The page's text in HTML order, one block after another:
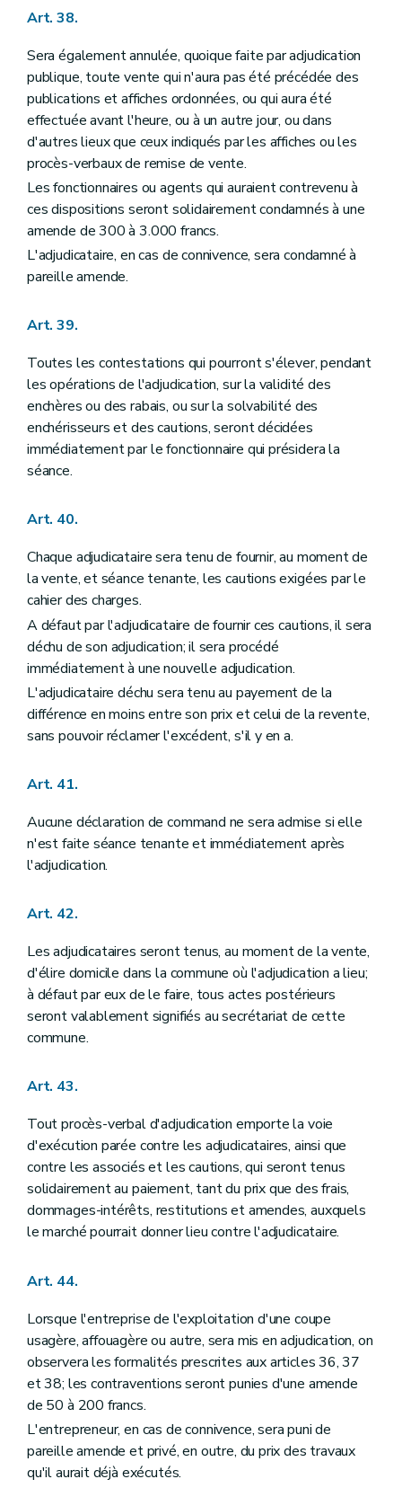
Art. 38.
Sera également annulée, quoique faite par adjudication
publique, toute vente qui n'aura pas été précédée des
publications et affiches ordonnées, ou qui aura été
effectuée avant l'heure, ou à un autre jour, ou dans
d'autres lieux que ceux indiqués par les affiches ou les
procès-verbaux de remise de vente.
Les fonctionnaires ou agents qui auraient contrevenu à
ces dispositions seront solidairement condamnés à une
amende de 300 à 3.000 francs.
L'adjudicataire, en cas de connivence, sera condamné à
pareille amende.
Art. 39.
Toutes les contestations qui pourront s'élever, pendant
les opérations de l'adjudication, sur la validité des
enchères ou des rabais, ou sur la solvabilité des
enchérisseurs et des cautions, seront décidées
immédiatement par le fonctionnaire qui présidera la
séance.
Art. 40.
Chaque adjudicataire sera tenu de fournir, au moment de
la vente, et séance tenante, les cautions exigées par le
cahier des charges.
A défaut par l'adjudicataire de fournir ces cautions, il sera
déchu de son adjudication; il sera procédé
immédiatement à une nouvelle adjudication.
L'adjudicataire déchu sera tenu au payement de la
différence en moins entre son prix et celui de la revente,
sans pouvoir réclamer l'excédent, s'il y en a.
Art. 41.
Aucune déclaration de command ne sera admise si elle
n'est faite séance tenante et immédiatement après
l'adjudication.
Art. 42.
Les adjudicataires seront tenus, au moment de la vente,
d'élire domicile dans la commune où l'adjudication a lieu;
à défaut par eux de le faire, tous actes postérieurs
seront valablement signifiés au secrétariat de cette
commune.
Art. 43.
Tout procès-verbal d'adjudication emporte la voie
d'exécution parée contre les adjudicataires, ainsi que
contre les associés et les cautions, qui seront tenus
solidairement au paiement, tant du prix que des frais,
dommages-intérêts, restitutions et amendes, auxquels
le marché pourrait donner lieu contre l'adjudicataire.
Art. 44.
Lorsque l'entreprise de l'exploitation d'une coupe
usagère, affouagère ou autre, sera mis en adjudication, on
observera les formalités prescrites aux articles 36, 37
et 38; les contraventions seront punies d'une amende
de 50 à 200 francs.
L'entrepreneur, en cas de connivence, sera puni de
pareille amende et privé, en outre, du prix des travaux
qu'il aurait déjà exécutés.